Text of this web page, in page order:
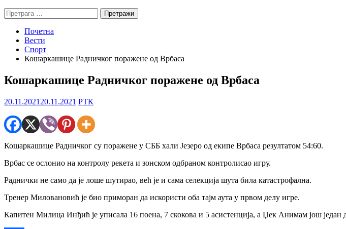
Претрага
за:
Почетна
Вести
Спорт
Кошаркашице Радничког поражене од Врбаса
Кошаркашице Радничког поражене од Врбаса
20.11.2021 20.11.2021 РТК
Кошаркашице Радничког су поражене у СББ хали Језеро од екипе Врбаса резултатом 54:60.
Врбас се ослонио на контролу рекета и зонском одбраном контролисао игру.
Раднички не само да је лоше шутирао, већ је и сама селекција шута била катастрофална.
Тренер Миловановић је био приморан да искористи оба тајм аута у првом делу игре.
Капитен Милица Инђић је уписала 16 поена, 7 скокова и 5 асистенција, а Џек Анимам још један